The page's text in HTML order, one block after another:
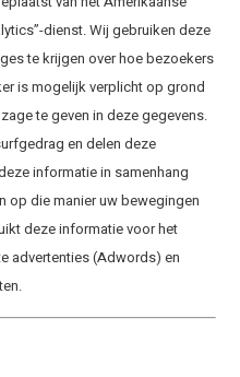
dienst. Wij gebruiken deze
te krijgen over hoe bezoekers
is mogelijk verplicht op grond
te geven in deze gegevens.
en delen deze
informatie in samenhang
op die manier uw bewegingen
deze informatie voor het
advertenties (Adwords) en